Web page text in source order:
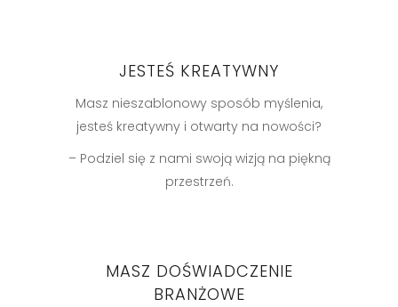
JESTEŚ KREATYWNY
Masz nieszablonowy sposób myślenia,
jesteś kreatywny i otwarty na nowości?
– Podziel się z nami swoją wizją na piękną
przestrzeń.
MASZ DOŚWIADCZENIE
BRANŻOWE